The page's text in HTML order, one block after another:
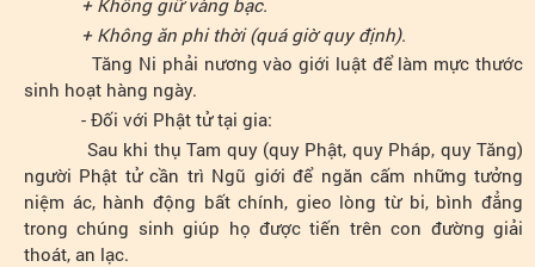
+ Không ăn phi thời (quá giờ quy định).
Tăng Ni phải nương vào giới luật để làm mực thước
sinh hoạt hàng ngày.
- Đối với Phật tử tại gia:
Sau khi thụ Tam quy (quy Phật, quy Pháp, quy Tăng)
người Phật tử cần trì Ngũ giới để ngăn cấm những tưởng
niệm ác, hành động bất chính, gieo lòng từ bi, bình đẳng
trong chúng sinh giúp họ được tiến trên con đường giải
thoát, an lạc.